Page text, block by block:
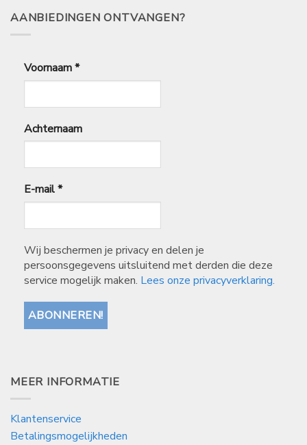
AANBIEDINGEN ONTVANGEN?
Voornaam*
Achternaam
E-mail*
Wij beschermen je privacy en delen je
persoonsgegevens uitsluitend met derden die deze
service mogelijk maken. Lees onze privacyverklaring.
MEER INFORMATIE
Klantenservice
Betalingsmogelijkheden